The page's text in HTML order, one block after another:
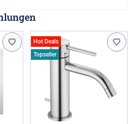
Hot Deals
Topseller